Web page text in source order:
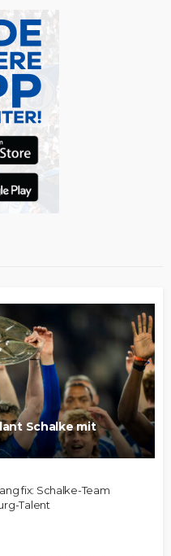
Schalke mit
fix: Schalke-Team
Talent